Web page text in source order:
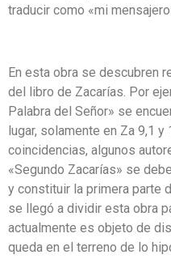
traducir como «mi
En esta obra se descubren
del libro de Zacarías. Por
Palabra del Señor» se
lugar, solamente en Za 9,1 y
coincidencias, algunos
«Segundo Zacarías» se
y constituir la primera parte
se llegó a dividir esta obra
actualmente es objeto de
queda en el terreno de lo